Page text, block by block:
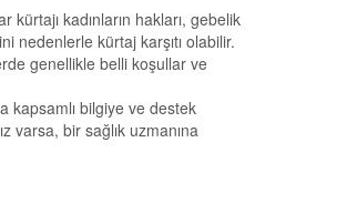
kadınların hakları, gebelik
nedenlerle kürtaj karşıtı olabilir.
genellikle belli koşullar ve
kapsamlı bilgiye ve destek
varsa, bir sağlık uzmanına